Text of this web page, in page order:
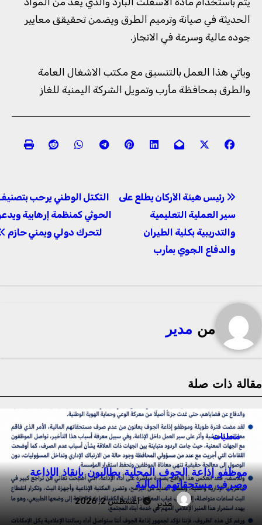
الحديثة في صيانة وترميم الطرق ويضمن تحقيقق معايير
جوده عالية وسرعة في الانجاز.
وياتي هذا العمل بالتنسيق مع مكتب الاشغال العامة
والطرق بمحافظة مأرب وتمويل الشركة اليمنية للغاز
المقالات
رئيس هيئة الأركان يطلع على
سير العملية التعليمية
والتدريبية بكلية الطيران
والدفاع الجوي بمأرب
التكتل الوطني يرحب
الحوثي كمنظمة إرهابية
لتحرك دولي ويمني حازم
من مدير
مقالة ذات صلة
محليات
موظفو إذاعة الجوف المحلية يطالبون بإنقاذ الإذاعة
وصرف مستحقاتهم المالية
مدير أغسطس 2, 2026